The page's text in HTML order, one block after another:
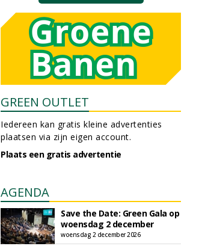
GREEN OUTLET
Iedereen kan gratis kleine advertenties
plaatsen via zijn eigen account.
Plaats een gratis advertentie
AGENDA
Save the Date: Green Gala op
woensdag 2 december
woensdag 2 december 2026